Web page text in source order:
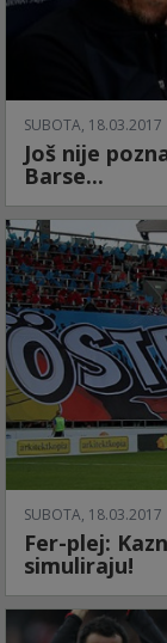
SUBOTA,
Još nije
Barse...
SUBOTA,
Fer-plej:
simuliraju!